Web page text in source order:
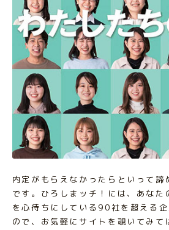
内定がもらえなかったらといって諦
です。ひろしまッチ！には、あなた
を心待ちにしている90社を超える
ので、お気軽にサイトを覗いてみて